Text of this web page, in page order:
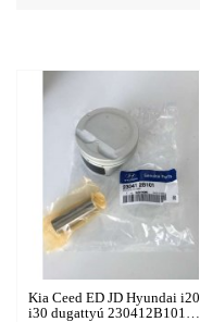
Kia Ceed ED JD Hyundai i20
i30 dugattyú 230412B101…